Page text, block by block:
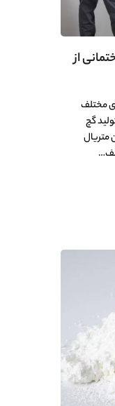
از
مختلف
گچ
متریال